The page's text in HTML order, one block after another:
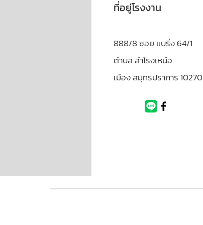
ที่อยู่โรงงาน
888/8 ซอย แบริ่ง 64/1
ตำบล สำโรงเหนือ
เมือง สมุทรปราการ 10270